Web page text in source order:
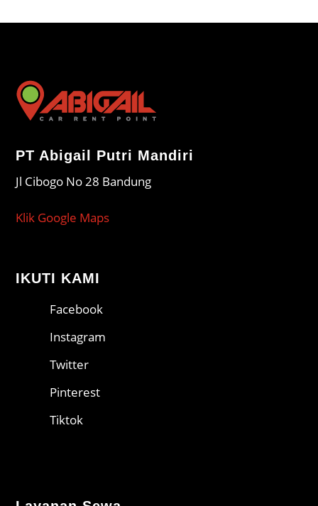
PT Abigail Putri Mandiri
Jl Cibogo No 28 Bandung
Klik Google Maps
IKUTI KAMI
Facebook
Instagram
Twitter
Pinterest
Tiktok